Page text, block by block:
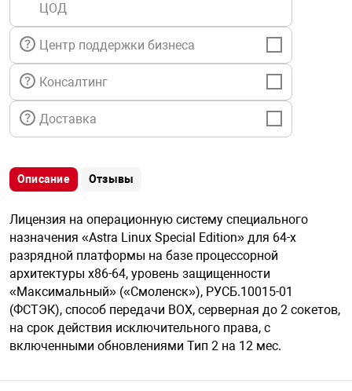
техника
автомобили
информации
средства охраны
ключи
сигнализации
ЦОД
Центр поддержки бизнеса
Консалтинг
Доставка
Описание Отзывы
Лицензия на операционную систему специального
назначения «Astra Linux Special Edition» для 64-х
разрядной платформы на базе процессорной
архитектуры х86-64, уровень защищенности
«Максимальный» («Смоленск»), РУСБ.10015-01
(ФСТЭК), способ передачи BOX, серверная до 2 сокетов,
на срок действия исключительного права, с
включенными обновлениями Тип 2 на 12 мес.